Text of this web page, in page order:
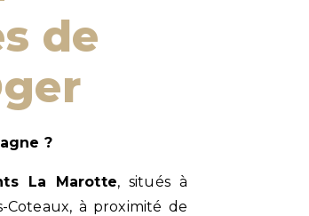
de
?
La Marotte, situés à
Coteaux, à proximité de